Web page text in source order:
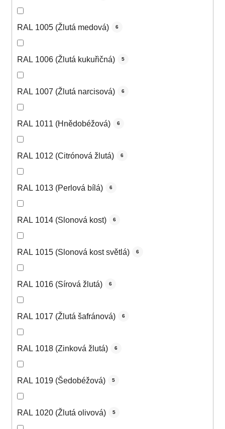
RAL 1005 (Žlutá medová) 6
RAL 1006 (Žlutá kukuřičná) 5
RAL 1007 (Žlutá narcisová) 6
RAL 1011 (Hnědobéžová) 6
RAL 1012 (Citrónová žlutá) 6
RAL 1013 (Perlová bílá) 6
RAL 1014 (Slonová kost) 6
RAL 1015 (Slonová kost světlá) 6
RAL 1016 (Sírová žlutá) 6
RAL 1017 (Žlutá šafránová) 6
RAL 1018 (Zinková žlutá) 6
RAL 1019 (Šedobéžová) 5
RAL 1020 (Žlutá olivová) 5